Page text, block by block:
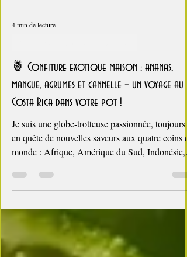
Les confitures maison, c'est si bon
🍍 Confiture exotique maison : ananas,
mangue, agrumes et cannelle – un voyage au
Costa Rica dans votre pot !
Je suis une globe-trotteuse passionnée, toujours
en quête de nouvelles saveurs aux quatre coins
monde : Afrique, Amérique du Sud, Indonésie,
Amérique Centrale, Inde… Chaque voyage est
rencontres fabuleuses et d’échanges gourmands
avec les habitants. J’aime rapporter dans mes
valises des recettes authentiques, confiées par